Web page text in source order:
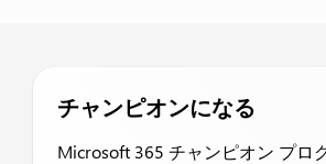
チャンピオンになる
Microsoft 365 チャンピオン プロ